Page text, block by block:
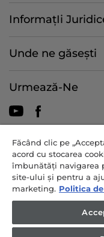
InformațIi
Unde ne găsești
Urmează-Ne
CANDY HOOVER
Comolli, 57 - 20861
ADMINISTRATIVE: Via
(MB) și Via Trento nr. 20/
€ vărsat integral - Cod
Comerțului din Milano-
Făcând clic pe
acord cu stocarea
îmbunătăți navigarea
site-ului și pentru a
marketing. Politica